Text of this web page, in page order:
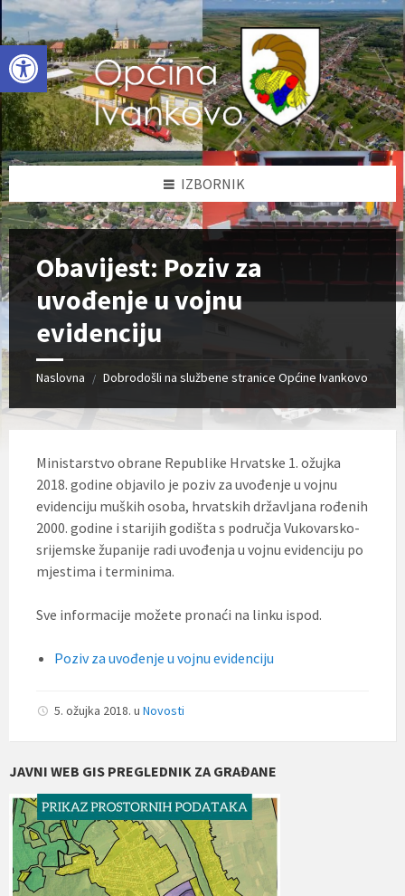
Open toolbar
Skip
to
content
Skip
to
left
sidebar
Skip
to
footer
IZBORNIK
Obavijest: Poziv za
uvođenje u vojnu
evidenciju
Naslovna / Dobrodošli na službene stranice Općine Ivankovo
Ministarstvo obrane Republike Hrvatske 1. ožujka
2018. godine objavilo je poziv za uvođenje u vojnu
evidenciju muških osoba, hrvatskih državljana rođenih
2000. godine i starijih godišta s područja Vukovarsko-
srijemske županije radi uvođenja u vojnu evidenciju po
mjestima i terminima.
Sve informacije možete pronaći na linku ispod.
Poziv za uvođenje u vojnu evidenciju
5. ožujka 2018. u Novosti
JAVNI WEB GIS PREGLEDNIK ZA GRAĐANE